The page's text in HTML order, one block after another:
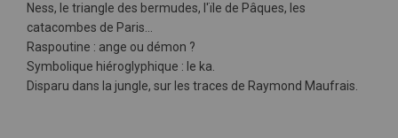
Ness, le triangle des bermudes, l'ïle de Pâques, les
catacombes de Paris...
Raspoutine : ange ou démon ?
Symbolique hiéroglyphique : le ka.
Disparu dans la jungle, sur les traces de Raymond Maufrais.